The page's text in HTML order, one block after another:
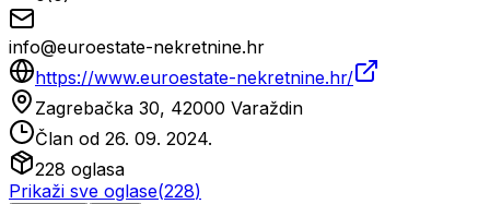
info@euroestate-nekretnine.hr
https://www.euroestate-nekretnine.hr/
Zagrebačka 30, 42000 Varaždin
Član od 26. 09. 2024.
228 oglasa
Prikaži sve oglase(228)